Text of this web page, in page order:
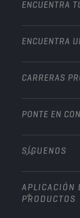
Industria
Naútica
Servicio pesado
ENCUENTRA
ENCUENTRA
CARRERAS
PONTE EN
+32 3 870 00
Georges
Belgium
SÍGUENOS
APLICACIÓN
PRODUCTOS